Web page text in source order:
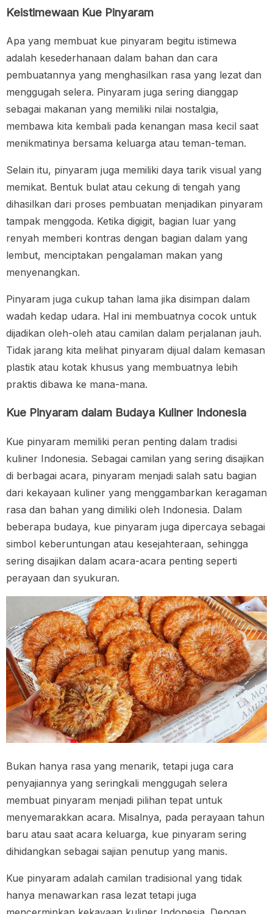
Keistimewaan Kue Pinyaram
Apa yang membuat kue pinyaram begitu istimewa
adalah kesederhanaan dalam bahan dan cara
pembuatannya yang menghasilkan rasa yang lezat dan
menggugah selera. Pinyaram juga sering dianggap
sebagai makanan yang memiliki nilai nostalgia,
membawa kita kembali pada kenangan masa kecil saat
menikmatinya bersama keluarga atau teman-teman.
Selain itu, pinyaram juga memiliki daya tarik visual yang
memikat. Bentuk bulat atau cekung di tengah yang
dihasilkan dari proses pembuatan menjadikan pinyaram
tampak menggoda. Ketika digigit, bagian luar yang
renyah memberi kontras dengan bagian dalam yang
lembut, menciptakan pengalaman makan yang
menyenangkan.
Pinyaram juga cukup tahan lama jika disimpan dalam
wadah kedap udara. Hal ini membuatnya cocok untuk
dijadikan oleh-oleh atau camilan dalam perjalanan jauh.
Tidak jarang kita melihat pinyaram dijual dalam kemasan
plastik atau kotak khusus yang membuatnya lebih
praktis dibawa ke mana-mana.
Kue Pinyaram dalam Budaya Kuliner Indonesia
Kue pinyaram memiliki peran penting dalam tradisi
kuliner Indonesia. Sebagai camilan yang sering disajikan
di berbagai acara, pinyaram menjadi salah satu bagian
dari kekayaan kuliner yang menggambarkan keragaman
rasa dan bahan yang dimiliki oleh Indonesia. Dalam
beberapa budaya, kue pinyaram juga dipercaya sebagai
simbol keberuntungan atau kesejahteraan, sehingga
sering disajikan dalam acara-acara penting seperti
perayaan dan syukuran.
Bukan hanya rasa yang menarik, tetapi juga cara
penyajiannya yang seringkali menggugah selera
membuat pinyaram menjadi pilihan tepat untuk
menyemarakkan acara. Misalnya, pada perayaan tahun
baru atau saat acara keluarga, kue pinyaram sering
dihidangkan sebagai sajian penutup yang manis.
Kue pinyaram adalah camilan tradisional yang tidak
hanya menawarkan rasa lezat tetapi juga